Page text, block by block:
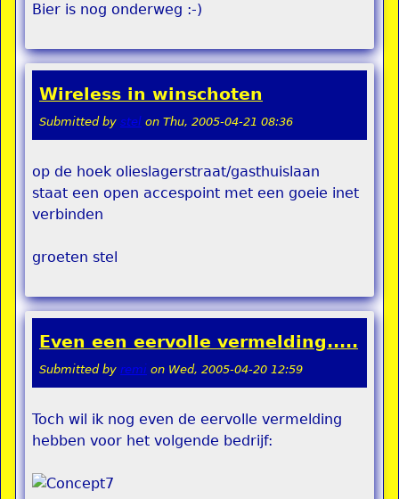
Bier is nog onderweg :-)
Wireless in winschoten
Submitted by stel on Thu, 2005-04-21 08:36
op de hoek olieslagerstraat/gasthuislaan
staat een open accespoint met een goeie inet
verbinden
groeten stel
Even een eervolle vermelding.....
Submitted by remi on Wed, 2005-04-20 12:59
Toch wil ik nog even de eervolle vermelding
hebben voor het volgende bedrijf: